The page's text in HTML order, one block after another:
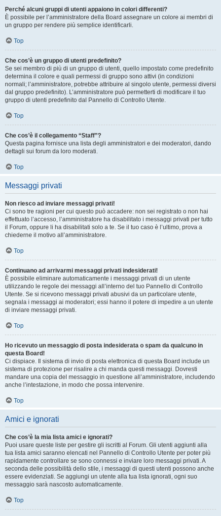
Perché alcuni gruppi di utenti appaiono in colori differenti?
È possibile per l’amministratore della Board assegnare un colore ai membri di
un gruppo per rendere più semplice identificarli.
Top
Che cos’è un gruppo di utenti predefinito?
Se sei membro di più di un gruppo di utenti, quello impostato come predefinito
determina il colore e quali permessi di gruppo sono attivi (in condizioni
normali; l’amministratore, potrebbe attribuire al singolo utente, permessi diversi
dal gruppo predefinito). L’amministratore può permetterti di modificare il tuo
gruppo di utenti predefinito dal Pannello di Controllo Utente.
Top
Che cos’è il collegamento “Staff”?
Questa pagina fornisce una lista degli amministratori e dei moderatori, dando
dettagli sui forum da loro moderati.
Top
Messaggi privati
Non riesco ad inviare messaggi privati!
Ci sono tre ragioni per cui questo può accadere: non sei registrato o non hai
effettuato l’accesso, l’amministratore ha disabilitato i messaggi privati per tutto
il Forum, oppure li ha disabilitati solo a te. Se il tuo caso è l’ultimo, prova a
chiederne il motivo all’amministratore.
Top
Continuano ad arrivarmi messaggi privati indesiderati!
È possibile eliminare automaticamente i messaggi privati ​​di un utente
utilizzando le regole dei messaggi all’interno del tuo Pannello di Controllo
Utente. Se si ricevono messaggi privati ​​abusivi da un particolare utente,
segnala i messaggi ai moderatori; essi hanno il potere di impedire a un utente
di inviare messaggi privati​​.
Top
Ho ricevuto un messaggio di posta indesiderata o spam da qualcuno in
questa Board!
Ci dispiace. Il sistema di invio di posta elettronica di questa Board include un
sistema di protezione per risalire a chi manda questi messaggi. Dovresti
mandare una copia del messaggio in questione all’amministratore, includendo
anche l’intestazione, in modo che possa intervenire.
Top
Amici e ignorati
Che cos’è la mia lista amici e ignorati?
Puoi usare queste liste per gestire gli iscritti al Forum. Gli utenti aggiunti alla
tua lista amici saranno elencati nel Pannello di Controllo Utente per poter più
rapidamente controllare se sono connessi e inviare loro messaggi privati. A
seconda delle possibilità dello stile, i messaggi di questi utenti possono anche
essere evidenziati. Se aggiungi un utente alla tua lista ignorati, ogni suo
messaggio sarà nascosto automaticamente.
Top